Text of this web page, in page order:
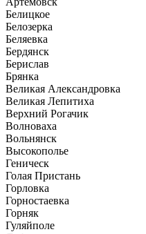
Белицкое
Белозерка
Беляевка
Бердянск
Берислав
Брянка
Великая Александровка
Великая Лепитиха
Верхний Рогачик
Волноваха
Вольнянск
Высокополье
Геническ
Голая Пристань
Горловка
Горностаевка
Горняк
Гуляйполе